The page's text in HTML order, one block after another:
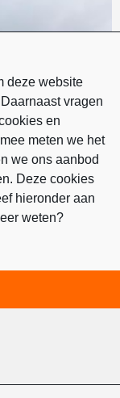
deze website
vragen
en
meten we het
we ons aanbod
Deze cookies
hieronder aan
weten?
bijeen
voor de side-events
de eerste BMX-
Arnhem.